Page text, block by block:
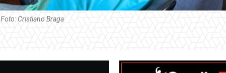
Foto: Cristiano Braga